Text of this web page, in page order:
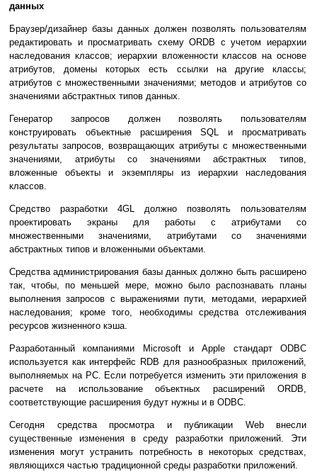
данных
Браузер/дизайнер базы данных должен позволять пользователям
редактировать и просматривать схему ORDB с учетом иерархии
наследования классов; иерархии вложенности классов на основе
атрибутов, домены которых есть ссылки на другие классы;
атрибутов с множественными значениями; методов и атрибутов со
значениями абстрактных типов данных.
Генератор запросов должен позволять пользователям
конструировать объектные расширения SQL и просматривать
результаты запросов, возвращающих атрибуты с множественными
значениями, атрибуты со значениями абстрактных типов,
вложенные объекты и экземпляры из иерархии наследования
классов.
Средство разработки 4GL должно позволять пользователям
проектировать экраны для работы с атрибутами со
множественными значениями, атрибутами со значениями
абстрактных типов и вложенными объектами.
Средства администрирования базы данных должно быть расширено
так, чтобы, по меньшей мере, можно было распознавать планы
выполнения запросов с выражениями пути, методами, иерархией
наследования; кроме того, необходимы средства отслеживания
ресурсов жизненного кэша.
Разработанный компаниями Microsoft и Apple стандарт ODBC
используется как интерфейс RDB для разнообразных приложений,
выполняемых на PC. Если потребуется изменить эти приложения в
расчете на использование объектных расширений ORDB,
соответствующие расширения будут нужны и в ODBC.
Сегодня средства просмотра и публикации Web внесли
существенные изменения в среду разработки приложений. Эти
изменения могут устранить потребность в некоторых средствах,
являющихся частью традиционной среды разработки приложений.